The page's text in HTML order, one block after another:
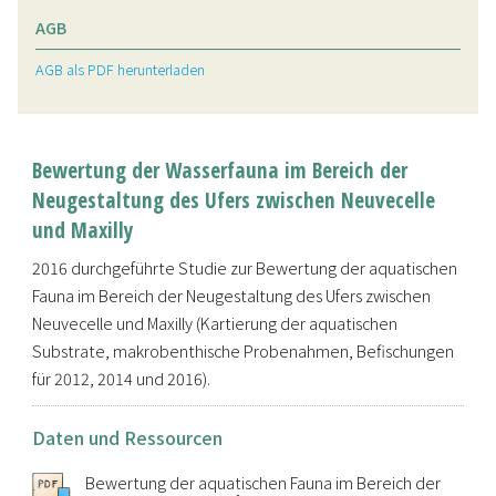
AGB
AGB als PDF herunterladen
Bewertung der Wasserfauna im Bereich der
Neugestaltung des Ufers zwischen Neuvecelle
und Maxilly
2016 durchgeführte Studie zur Bewertung der aquatischen
Fauna im Bereich der Neugestaltung des Ufers zwischen
Neuvecelle und Maxilly (Kartierung der aquatischen
Substrate, makrobenthische Probenahmen, Befischungen
für 2012, 2014 und 2016).
Daten und Ressourcen
Bewertung der aquatischen Fauna im Bereich der